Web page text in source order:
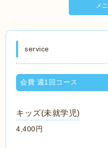
メ
service
会費 週1回コース
キッズ(未就学児)
4,400円